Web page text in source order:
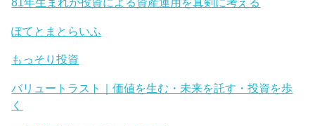
ぽてとまとらいふ
もっそり投資
バリュートラスト｜価値を生む・未来を託す・投資を歩
く